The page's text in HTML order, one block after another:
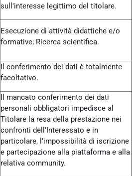
sull'interesse legittimo del titolare.
Esecuzione di attività didattiche e/o
formative; Ricerca scientifica.
Il conferimento dei dati è totalmente
facoltativo.
Il mancato conferimento dei dati
personali obbligatori impedisce al
Titolare la resa della prestazione nei
confronti dell’Interessato e in
particolare, l’impossibilità di iscrizione
e partecipazione alla piattaforma e alla
relativa community.